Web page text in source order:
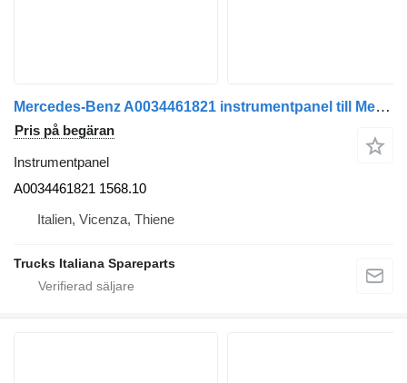
Mercedes-Benz A0034461821 instrumentpanel till Mercedes-Benz Actros euro 5 2008>2013 lastbil
Pris på begäran
Instrumentpanel
A0034461821 1568.10
Italien, Vicenza, Thiene
Trucks Italiana Spareparts